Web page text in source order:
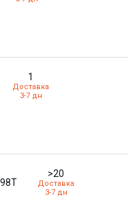
1
Доставка
3-7 дн
98T
>20
Доставка
3-7 дн